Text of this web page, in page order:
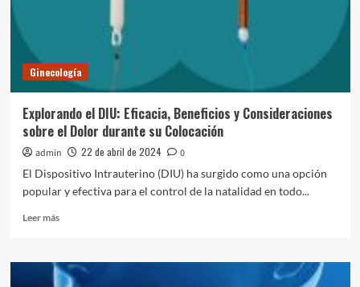
Ginecología
Explorando el DIU: Eficacia, Beneficios y Consideraciones
sobre el Dolor durante su Colocación
admin 22 de abril de 2024
0
El Dispositivo Intrauterino (DIU) ha surgido como una opción
popular y efectiva para el control de la natalidad en todo...
Leer másLeer
Explorando
el